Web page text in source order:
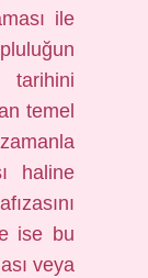
ile
temel
haline
ise bu
veya